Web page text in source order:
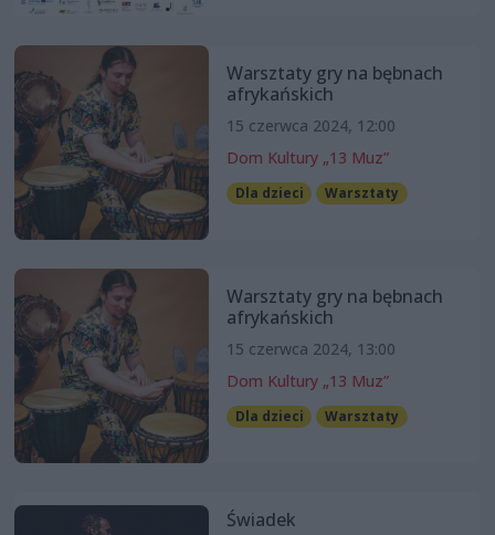
Warsztaty gry na bębnach
afrykańskich
15 czerwca 2024, 12:00
Dom Kultury „13 Muz”
Dla dzieci Warsztaty
Warsztaty gry na bębnach
afrykańskich
15 czerwca 2024, 13:00
Dom Kultury „13 Muz”
Dla dzieci Warsztaty
Świadek